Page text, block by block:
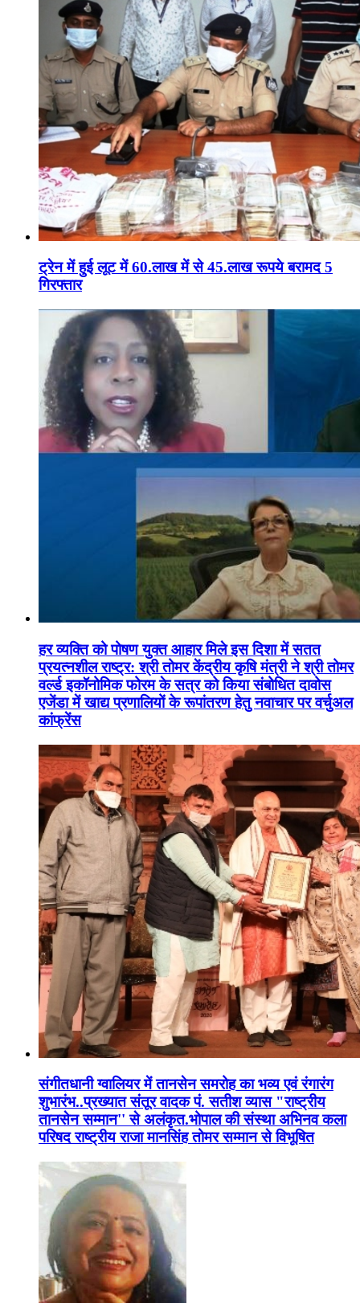
ट्रेन में हुई लूट में 60.लाख में से 45.लाख रूपये बरामद 5
गिरफ्तार
हर व्यक्ति को पोषण युक्त आहार मिले इस दिशा में सतत
प्रयत्नशील राष्ट्र: श्री तोमर केंद्रीय कृषि मंत्री ने श्री तोमर
वर्ल्ड इकॉनोमिक फोरम के सत्र को किया संबोधित दावोस
एजेंडा में खाद्य प्रणालियों के रूपांतरण हेतु नवाचार पर वर्चुअल
कांफ्रेंस
संगीतधानी ग्वालियर में तानसेन समरोह का भव्य एवं रंगारंग
शुभारंभ..प्रख्यात संतूर वादक पं. सतीश व्यास "राष्ट्रीय
तानसेन सम्मान'' से अलंकृत.भोपाल की संस्था अभिनव कला
परिषद राष्ट्रीय राजा मानसिंह तोमर सम्मान से विभूषित